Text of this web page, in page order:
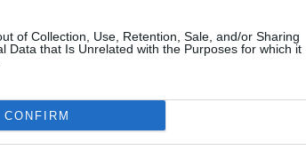
of Collection, Use, Retention, Sale, and/or Sharing
Data that Is Unrelated with the Purposes for which it
CONFIRM